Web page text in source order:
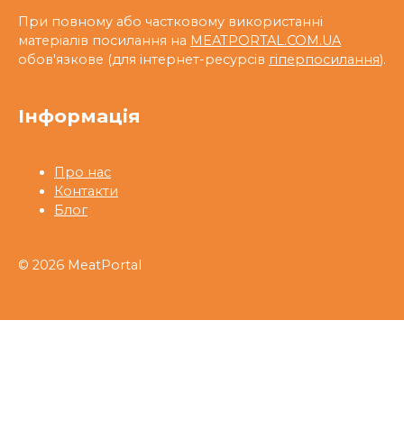
При повному або частковому використанні
матеріалів посилання на MEATPORTAL.COM.UA
обов'язкове (для інтернет-ресурсів гіперпосилання).
Інформація
Про нас
Контакти
Блог
© 2026 MeatPortal